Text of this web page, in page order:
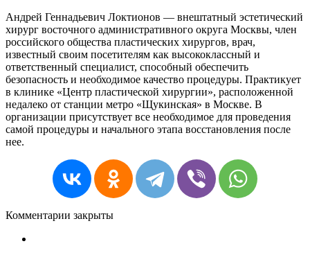
Андрей Геннадьевич Локтионов — внештатный эстетический
хирург восточного административного округа Москвы, член
российского общества пластических хирургов, врач,
известный своим посетителям как высококлассный и
ответственный специалист, способный обеспечить
безопасность и необходимое качество процедуры. Практикует
в клинике «Центр пластической хирургии», расположенной
недалеко от станции метро «Щукинская» в Москве. В
организации присутствует все необходимое для проведения
самой процедуры и начального этапа восстановления после
нее.
Комментарии закрыты